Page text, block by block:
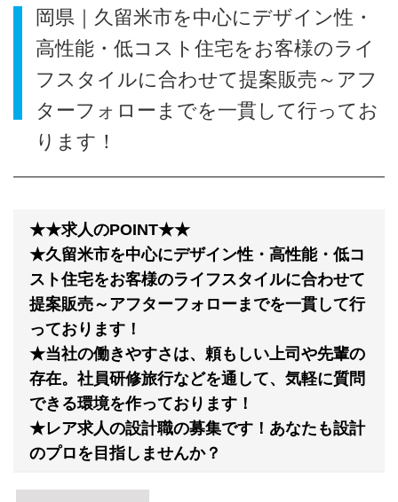
岡県｜久留米市を中心にデザイン性・
高性能・低コスト住宅をお客様のライ
フスタイルに合わせて提案販売～アフ
ターフォローまでを一貫して行ってお
ります！
★★求人のPOINT★★
★久留米市を中心にデザイン性・高性能・低コ
スト住宅をお客様のライフスタイルに合わせて
提案販売～アフターフォローまでを一貫して行
っております！
★当社の働きやすさは、頼もしい上司や先輩の
存在。社員研修旅行などを通して、気軽に質問
できる環境を作っております！
★レア求人の設計職の募集です！あなたも設計
のプロを目指しませんか？